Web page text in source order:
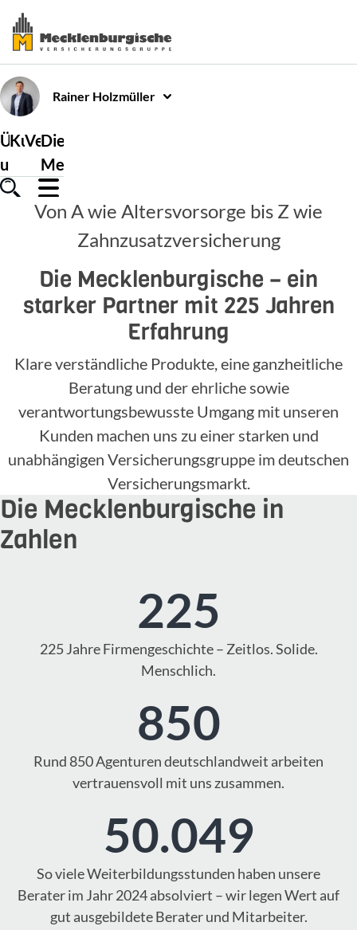
Rainer Holzmüller
Über
uns
Kundenservice
Versicherungen
Die
Mecklenburgische
Von A wie Altersvorsorge bis Z wie
Zahnzusatzversicherung
Die Mecklenburgische – ein
starker Partner mit 225 Jahren
Erfahrung
Klare verständliche Produkte, eine ganzheitliche
Beratung und der ehrliche sowie
verantwortungsbewusste Umgang mit unseren
Kunden machen uns zu einer starken und
unabhängigen Versicherungsgruppe im deutschen
Versicherungsmarkt.
Die Mecklenburgische in
Zahlen
225
225 Jahre Firmengeschichte – Zeitlos. Solide.
Menschlich.
850
Rund 850 Agenturen deutschlandweit arbeiten
vertrauensvoll mit uns zusammen.
50.049
So viele Weiterbildungsstunden haben unsere
Berater im Jahr 2024 absolviert – wir legen Wert auf
gut ausgebildete Berater und Mitarbeiter.